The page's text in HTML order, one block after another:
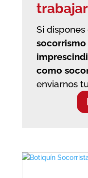
Si
como
enviarnos